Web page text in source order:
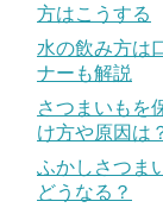
方はこうする
水の飲み方は
ナーも解説
さつまいもを
け方や原因は
ふかしさつま
どうなる？